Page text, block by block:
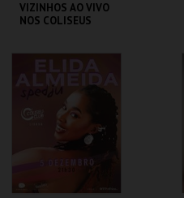
VIZINHOS AO VIVO
NOS COLISEUS
COLISEU DE LISBOA
MAIS INFO
COMPRAR